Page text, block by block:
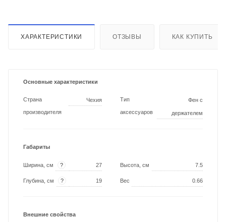
ХАРАКТЕРИСТИКИ ОТЗЫВЫ КАК КУПИТЬ
Основные характеристики
Страна
производителя
Чехия Тип
аксессуаров
Фен с
держателем
Габариты
Ширина, см ? 27 Высота, см 7.5
Глубина, см ? 19 Вес 0.66
Внешние свойства